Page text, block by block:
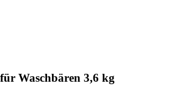
Waschbären 3,6 kg